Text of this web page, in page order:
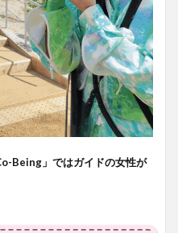
Being」ではガイドの女性が